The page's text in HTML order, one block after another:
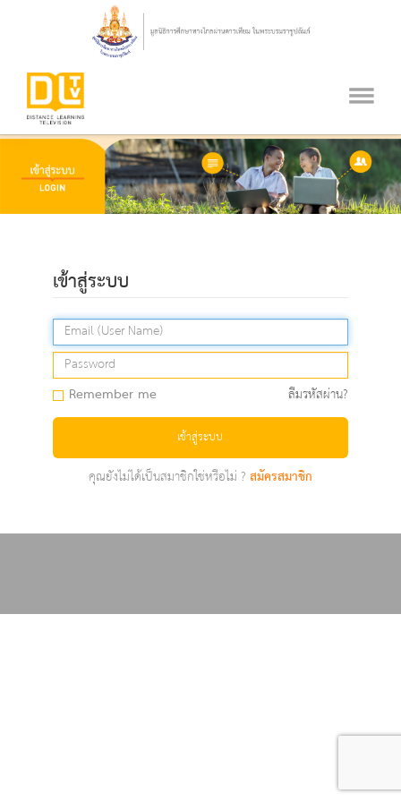
เข้าสู่ระบบ
Remember me ลืมรหัสผ่าน?
เข้าสู่ระบบ
คุณยังไม่ได้เป็นสมาชิกใช่หรือไม่ ?สมัครสมาชิก